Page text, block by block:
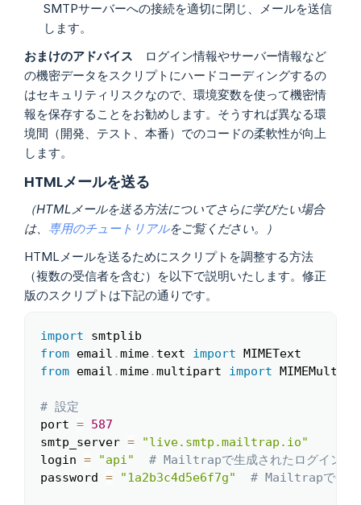
SMTPサーバーへの接続を適切に閉じ、メールを送信
します。
おまけのアドバイス ログイン情報やサーバー情報など
の機密データをスクリプトにハードコーディングするの
はセキュリティリスクなので、環境変数を使って機密情
報を保存することをお勧めします。そうすれば異なる環
境間（開発、テスト、本番）でのコードの柔軟性が向上
します。
HTMLメールを送る
（HTMLメールを送る方法についてさらに学びたい場合
は、 専用のチュートリアルをご覧ください。）
HTMLメールを送るためにスクリプトを調整する方法
（複数の受信者を含む）を以下で説明いたします。修正
版のスクリプトは下記の通りです。
import
from email .mime. text import
from email .mime.multipart import
# 設定
port = 587
smtp_server =
"live.smtp.mailtrap.io"
login = "api"
# Mailtrapで生成されたログイン
password = "1a2b3c4d5e6f7g" # Mailtrapで生成